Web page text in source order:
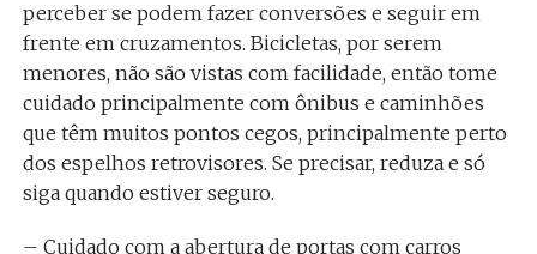
perceber se podem fazer conversões e seguir em
frente em cruzamentos. Bicicletas, por serem
menores, não são vistas com facilidade, então tome
cuidado principalmente com ônibus e caminhões
que têm muitos pontos cegos, principalmente perto
dos espelhos retrovisores. Se precisar, reduza e só
siga quando estiver seguro.
– Cuidado com a abertura de portas com carros